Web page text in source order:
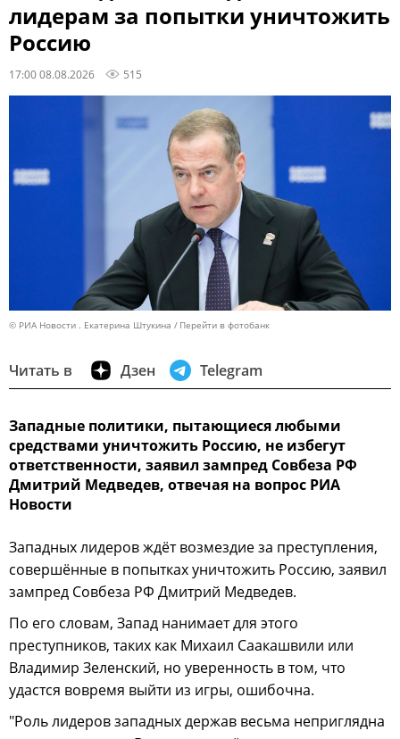
лидерам за попытки уничтожить
Россию
17:00 08.08.2026 515
© РИА Новости . Екатерина Штукина Перейти в фотобанк
Читать в Дзен Telegram
Западные политики, пытающиеся любыми
средствами уничтожить Россию, не избегут
ответственности, заявил зампред Совбеза РФ
Дмитрий Медведев, отвечая на вопрос РИА
Новости
Западных лидеров ждёт возмездие за преступления,
совершённые в попытках уничтожить Россию, заявил
зампред Совбеза РФ Дмитрий Медведев.
По его словам, Запад нанимает для этого
преступников, таких как Михаил Саакашвили или
Владимир Зеленский, но уверенность в том, что
удастся вовремя выйти из игры, ошибочна.
"Роль лидеров западных держав весьма неприглядна